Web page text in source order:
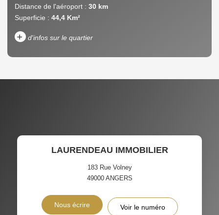
Distance de l'aéroport : 30 km
Superficie : 44,4 Km²
+ d'infos sur le quartier
TAXE FONCIÈRE
PART DES MÉNAGES SANS
VOITURE
RÉSULTATS DES LYCÉES ECOLES ET CRÈCHES
LAURENDEAU IMMOBILIER
183 Rue Volney
49000 ANGERS
Nous écrire Voir le numéro